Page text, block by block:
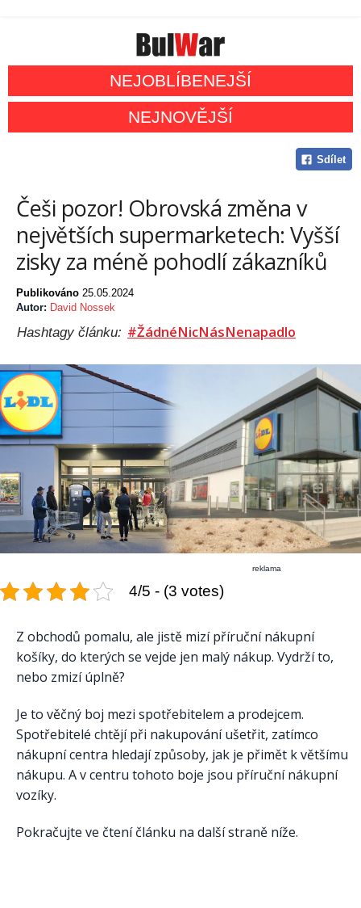
NEJOBLÍBENEJŠÍ
NEJNOVĚJŠÍ
Sdílet
Češi pozor! Obrovská změna v
největších supermarketech: Vyšší
zisky za méně pohodlí zákazníků
Publikováno 25.05.2024
Autor: David Nossek
Hashtagy článku: #ŽádnéNicNásNenapadlo
reklama
4/5 - (3 votes)
Z obchodů pomalu, ale jistě mizí příruční nákupní
košíky, do kterých se vejde jen malý nákup. Vydrží to,
nebo zmizí úplně?
Je to věčný boj mezi spotřebitelem a prodejcem.
Spotřebitelé chtějí při nakupování ušetřit, zatímco
nákupní centra hledají způsoby, jak je přimět k většímu
nákupu. A v centru tohoto boje jsou příruční nákupní
vozíky.
Pokračujte ve čtení článku na další straně níže.